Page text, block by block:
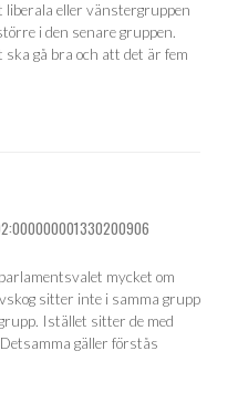
eller vänstergruppen
i den senare gruppen.
gå bra och att det är fem
mycket om
sitter inte i samma grupp
Istället sitter de med
gäller förstås